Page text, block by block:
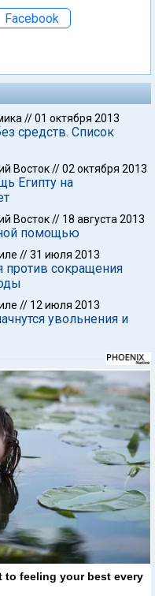
Facebook
//01 октября 2013
средств. Список
Восток//02 октября 2013
Египту на
Восток// 18 августа 2013
помощью
//31 июля 2013
против сокращения
// 12 июля 2013
увольнения и
to feeling your best every